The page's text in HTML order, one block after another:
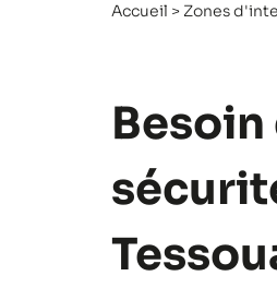
Accueil > Zones